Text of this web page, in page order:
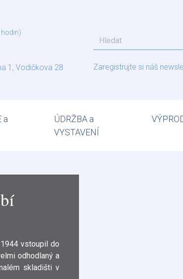
hodin)
1, Vodičkova 28
Zaregistrujte si náš
a
ÚDRŽBA a
VYSTAVENÍ
vstoupil do
odhodlaný a
skladišti v